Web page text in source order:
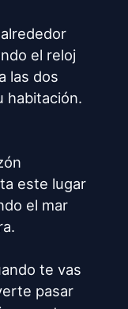
el reloj
las dos
habitación.
este lugar
el mar
te vas
pasar